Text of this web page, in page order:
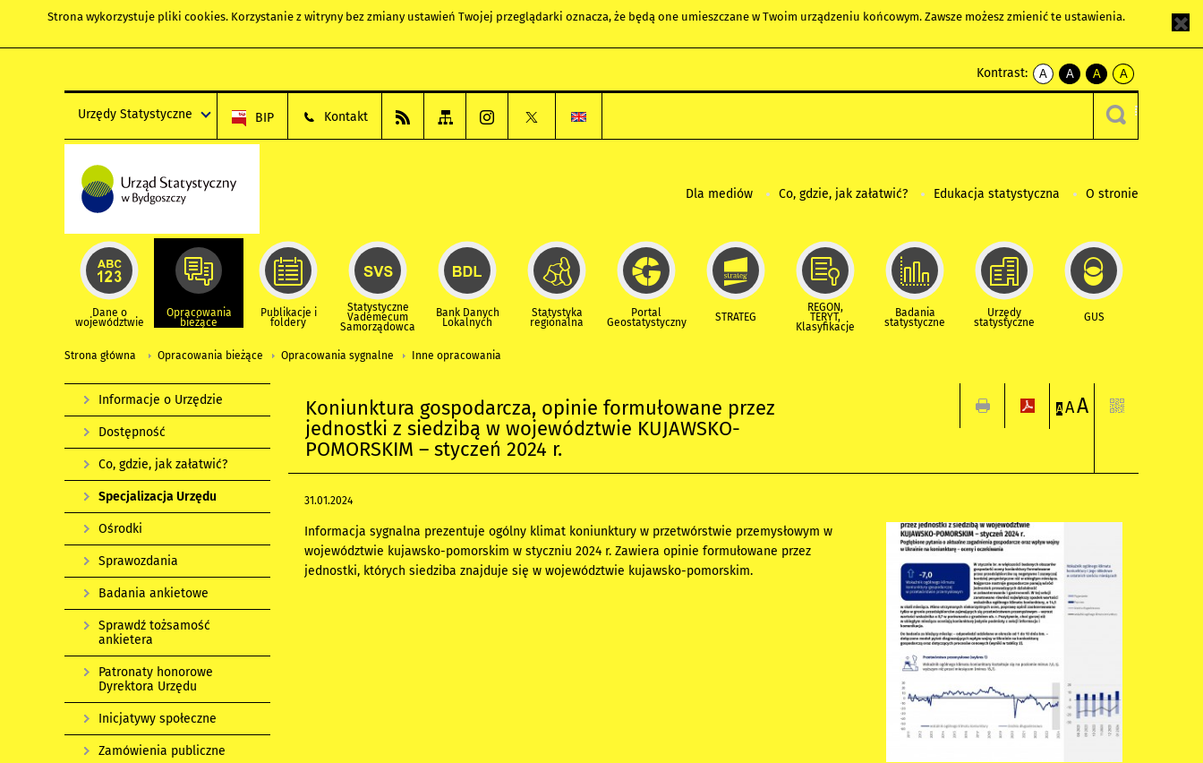
Strona wykorzystuje pliki cookies. Korzystanie z witryny bez zmiany ustawień Twojej przeglądarki oznacza, że będą one umieszczane w Twoim urządzeniu końcowym. Zawsze możesz zmienić te ustawienia.
Kontrast:
A
kontrast
A
kontrast
czarnym
A
kontrast
żółty
tekst
czarnym
A
kontrast
czarny
tekst
żółtym
Urzędy Statystyczne BIP Kontakt
Dla mediów Co, gdzie, jak załatwić? Edukacja statystyczna O stronie
Dane o
województwie
Opracowania
bieżące
Publikacje i
foldery
Statystyczne
Vademecum
Samorządowca
Bank Danych
Lokalnych
Statystyka
regionalna
Portal
Geostatystyczny STRATEG
REGON,
TERYT,
Klasyfikacje
Badania
statystyczne
Urzędy
statystyczne GUS
Strona główna Opracowania bieżące Opracowania sygnalne Inne opracowania
Koniunktura gospodarcza, opinie formułowane przez
jednostki z siedzibą w województwie KUJAWSKO-
POMORSKIM – styczeń 2024 r.
A AA
31.01.2024
Informacja sygnalna prezentuje ogólny klimat koniunktury w przetwórstwie przemysłowym w
województwie kujawsko-pomorskim w styczniu 2024 r. Zawiera opinie formułowane przez
jednostki, których siedziba znajduje się w województwie kujawsko-pomorskim.
Informacje o Urzędzie
Dostępność
Co, gdzie, jak załatwić?
Specjalizacja Urzędu
Ośrodki
Sprawozdania
Badania ankietowe
Sprawdź tożsamość
ankietera
Patronaty honorowe
Dyrektora Urzędu
Inicjatywy społeczne
Zamówienia publiczne